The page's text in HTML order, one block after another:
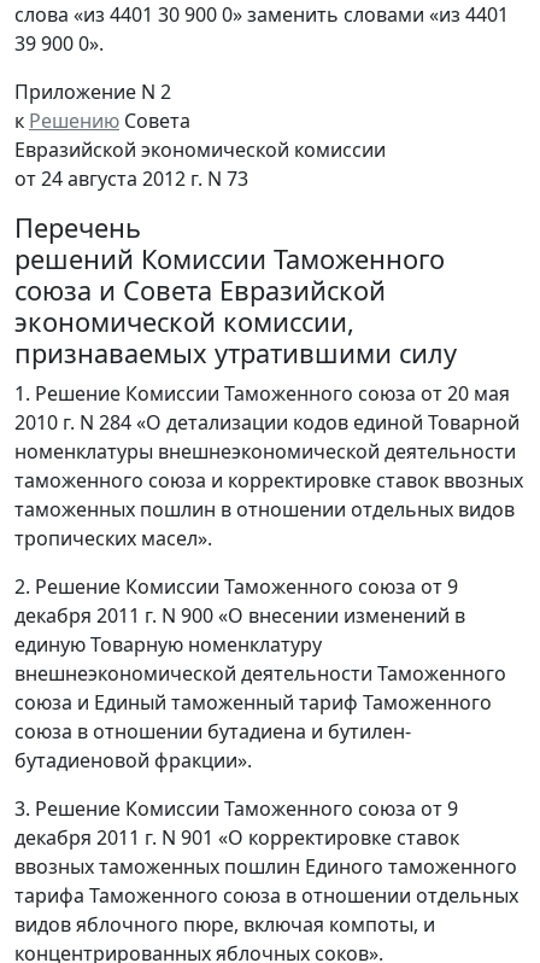
слова «из 4401 30 900 0» заменить словами «из 4401
39 900 0».
Приложение N 2
к Решению Совета
Евразийской экономической комиссии
от 24 августа 2012 г. N 73
Перечень
решений Комиссии Таможенного
союза и Совета Евразийской
экономической комиссии,
признаваемых утратившими силу
1. Решение Комиссии Таможенного союза от 20 мая
2010 г. N 284 «О детализации кодов единой Товарной
номенклатуры внешнеэкономической деятельности
таможенного союза и корректировке ставок ввозных
таможенных пошлин в отношении отдельных видов
тропических масел».
2. Решение Комиссии Таможенного союза от 9
декабря 2011 г. N 900 «О внесении изменений в
единую Товарную номенклатуру
внешнеэкономической деятельности Таможенного
союза и Единый таможенный тариф Таможенного
союза в отношении бутадиена и бутилен-
бутадиеновой фракции».
3. Решение Комиссии Таможенного союза от 9
декабря 2011 г. N 901 «О корректировке ставок
ввозных таможенных пошлин Единого таможенного
тарифа Таможенного союза в отношении отдельных
видов яблочного пюре, включая компоты, и
концентрированных яблочных соков».